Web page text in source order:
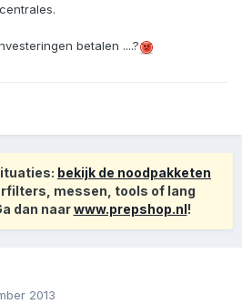
betalen ....?
bekijk de noodpakketen
messen, tools of lang
dan naarwww.prepshop.nl!
2013